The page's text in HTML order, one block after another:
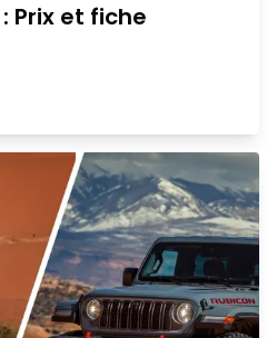
Prix et fiche